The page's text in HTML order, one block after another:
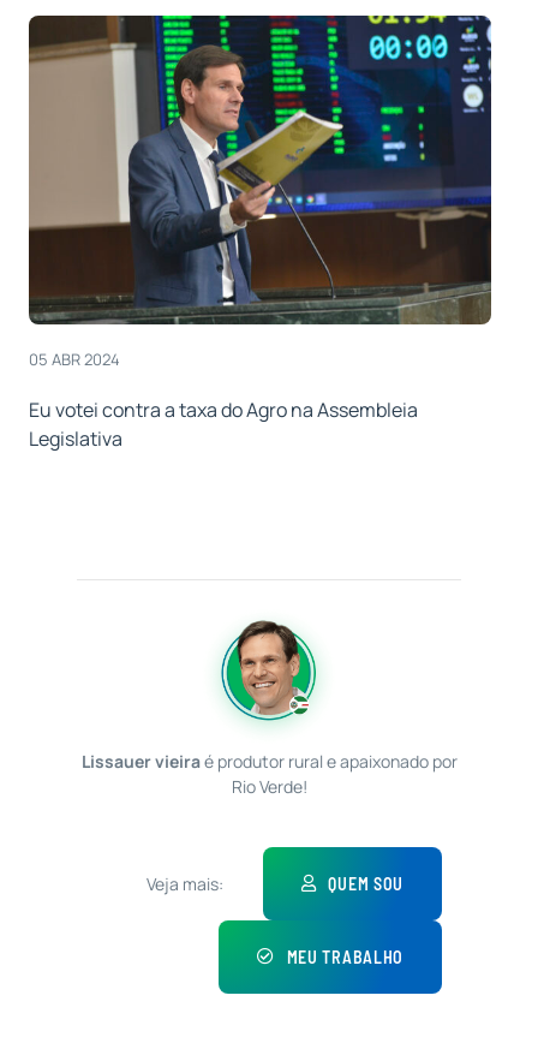
05 ABR 2024
Eu votei contra a taxa do Agro na Assembleia
Legislativa
Lissauer vieiraé produtor rural e apaixonado por
Rio Verde!
Veja mais: QUEM SOU
MEU TRABALHO